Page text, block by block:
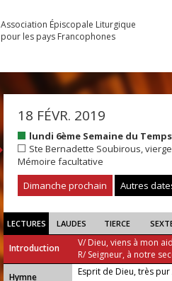
Association Épiscopale Liturgique
pour les pays Francophones
18 FÉVR. 2019
lundi 6ème Semaine du
Ste Bernadette Soubirous, vierge
Mémoire facultative
Dimanche prochain
Autres
LECTURES LAUDES TIERCE
Introduction
V/ Dieu, viens à mon
R/ Seigneur, à notre
...
Hymne Esprit de Dieu, très